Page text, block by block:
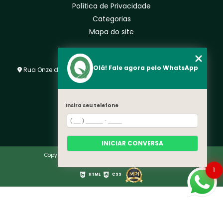
Política de Privacidade
Categorias
Mapa do site
ENDEREÇO
Rua Onze de Agosto, 180 - Centro Tatuí - SP - CEP: 18270-001
(15) 99615-9898
vendas@quallygrama.com.br
Copyright © Qually Grama. (Lei 9610 de 19/02/1998)
HTML CSS
1
Olá! Fale agora pelo WhatsApp
Insira seu telefone
INICIAR CONVERSA